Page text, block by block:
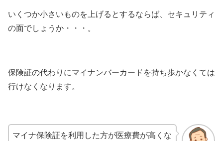
いくつか小さいものを上げるとするならば、セキュリティ
の面でしょうか・・・。
保険証の代わりにマイナンバーカードを持ち歩かなくては
行けなくなります。
マイナ保険証を利用した方が医療費が高くな